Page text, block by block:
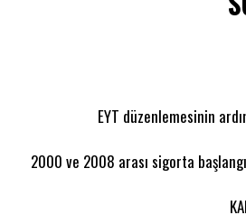
EYT düzenlemesinin
2000 ve 2008 arası sigorta